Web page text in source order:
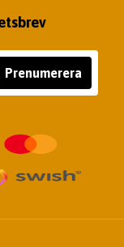
Prenumerera